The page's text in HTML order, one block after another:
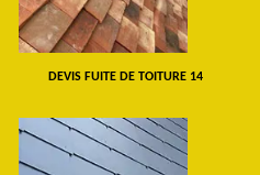
DEVIS FUITE DE TOITURE 14